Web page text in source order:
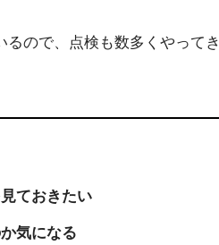
ので、点検も数多くやってき
ておきたい
気になる